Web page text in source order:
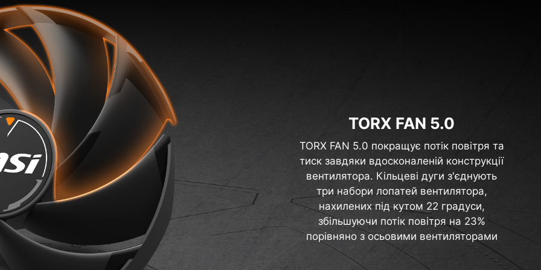
TORX FAN 5.0
TORX FAN 5.0 покращує потік повітря та
тиск завдяки вдосконаленій конструкції
вентилятора. Кільцеві дуги з'єднують
три набори лопатей вентилятора,
нахилених під кутом 22 градуси,
збільшуючи потік повітря на 23%
порівняно з осьовими вентиляторами